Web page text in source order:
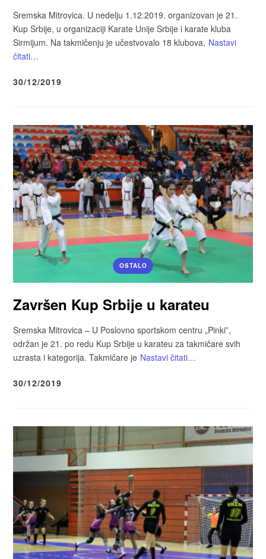
Sremska Mitrovica. U nedelju 1.12.2019. organizovan je 21.
Kup Srbije, u organizaciji Karate Unije Srbije i karate kluba
Sirmijum. Na takmičenju je učestvovalo 18 klubova, Nastavi
čitati…
30/12/2019
OSTALO
Završen Kup Srbije u karateu
Sremska Mitrovica – U Poslovno sportskom centru „Pinki”,
održan je 21. po redu Kup Srbije u karateu za takmičare svih
uzrasta i kategorija. Takmičare je Nastavi čitati…
30/12/2019